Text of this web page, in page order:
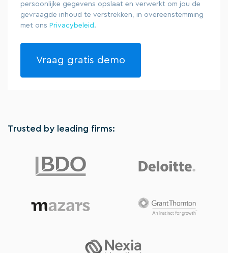
persoonlijke gegevens opslaat en verwerkt om jou de
gevraagde inhoud te verstrekken, in overeenstemming
met ons Privacybeleid .
Trusted by leading firms: